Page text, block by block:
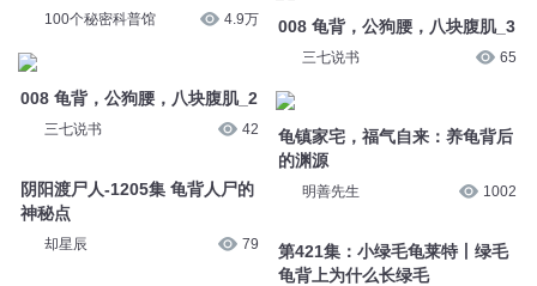
100个秘密科普馆 4.9万
008 龟背，公狗腰，八块腹肌_2
三七说书 42
阴阳渡尸人-1205集 龟背人尸的
神秘点
却星辰 79
008 龟背，公狗腰，八块腹肌_3
三七说书 65
龟镇家宅，福气自来：养龟背后
的渊源
明善先生 1002
第421集：小绿毛龟莱特丨绿毛
龟背上为什么长绿毛